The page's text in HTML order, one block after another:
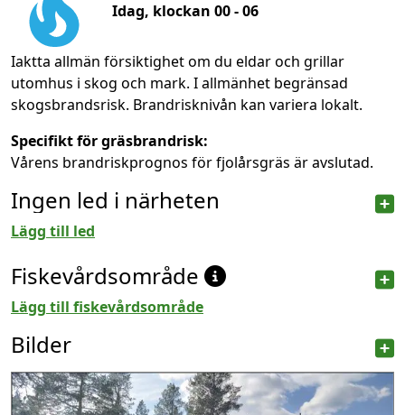
Idag, klockan 00 - 06
Iaktta allmän försiktighet om du eldar och grillar
utomhus i skog och mark. I allmänhet begränsad
skogsbrandsrisk. Brandrisknivån kan variera lokalt.
Specifikt för gräsbrandrisk:
Vårens brandriskprognos för fjolårsgräs är avslutad.
Ingen led i närheten
Lägg till led
Fiskevårdsområde
Lägg till fiskevårdsområde
Bilder